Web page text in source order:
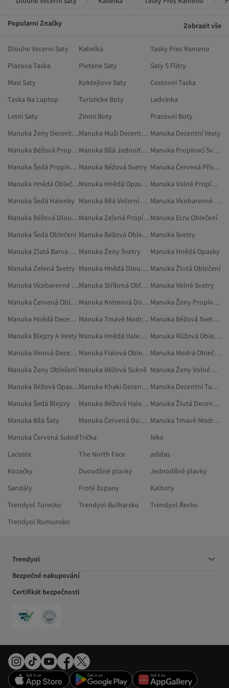
Popularni Značky Zobrazit vše
Dlouhe Vecerni Saty Kabelka
Tasky Pres Rameno
Plazova Taska
Pletene Saty
Saty S Flitry
Maxi Saty
Koktejlove Saty
Cestovni Taska
Taska Na Laptop
Turisticke Boty
Ledvinka
Letni Saty
Zimni Boty
Pracovni Boty
Manuka Ženy Decentní Oděvy
Manuka Muži Decentní Oděvy Manuka Decentní Vesty
Manuka Béžová Propínací Svetry
Manuka Bílá Jednoduché Večerní Šaty
Manuka Propínací Svetry
Manuka Šedá Propínací Svetry Manuka Béžová Svetry
Manuka Červená Příslušenství Ke Košíku
Manuka Hnědá Oblečení
Manuka Hnědá Opasky A Šle
Manuka Volné Propínací Svetry
Manuka Šedá Halenky
Manuka Bílá Večerní A Plesové Šaty
Manuka Vícebarevné Oblečení
Manuka Béžová Dlouhé Sukně
Manuka Zelená Propínací SvetryManuka Ecru Oblečení
Manuka Šedá Oblečení
Manuka Béžová Oblečení Manuka Svetry
Manuka Zlatá Barva Decentní Oděvy Manuka Ženy Svetry
Manuka Hnědá Opasky
Manuka Zelená Svetry
Manuka Hnědá Dlouhé Sukně Manuka Žlutá Oblečení
Manuka Vícebarevné Doplňky
Manuka Stříbrná Oblečení Manuka Volné Svetry
Manuka Červená Oblečení
Manuka Krémová Doplňky
Manuka Ženy Propínací Svetry
Manuka Hnědá Decentní Tuniky
Manuka Tmavě Modrá Decentní Oděvy
Manuka Béžová Svetry A Propínací Svetry
Manuka Blejzry A Vesty
Manuka Hnědá Halenky
Manuka Růžová Oblečení
Manuka Vínová Decentní Oděvy
Manuka Fialová Oblečení
Manuka Modrá Oblečení
Manuka Ženy Oblečení Manuka Béžová Sukně
Manuka Ženy Volné Propínací Svetry
Manuka Béžová Opasky A Šle
Manuka Khaki Decentní Oděvy
Manuka Decentní Tuniky
Manuka Šedá Blejzry
Manuka Béžová Halenky
Manuka Žlutá Decentní Tuniky
Manuka Bílá Šaty
Manuka Červená Doplňky
Manuka Tmavě Modrá Propínací Svetry
Manuka Červená SukněTrička
Nike
Lacoste
The North Face
adidas
Kozačky
Dvoudílné plavky
Jednodílné plavky
Sandály
Froté župany
Kalhoty
Trendyol Turecko
Trendyol Bulharsko
Trendyol Řecko
Trendyol Rumunsko
Trendyol
Bezpečné nakupování
Certifikát bezpečnosti